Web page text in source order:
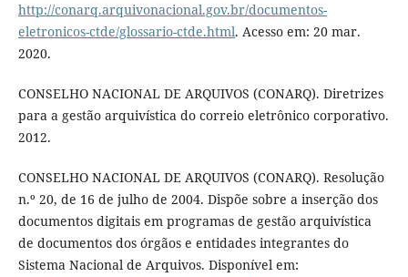
http://conarq.arquivonacional.gov.br/documentos-
eletronicos-ctde/glossario-ctde.html. Acesso em: 20 mar.
2020.
CONSELHO NACIONAL DE ARQUIVOS (CONARQ). Diretrizes
para a gestão arquivística do correio eletrônico corporativo.
2012.
CONSELHO NACIONAL DE ARQUIVOS (CONARQ). Resolução
n.º 20, de 16 de julho de 2004. Dispõe sobre a inserção dos
documentos digitais em programas de gestão arquivística
de documentos dos órgãos e entidades integrantes do
Sistema Nacional de Arquivos. Disponível em: